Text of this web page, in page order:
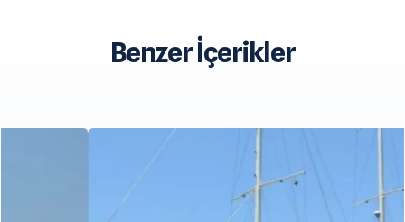
Benzer İçerikler